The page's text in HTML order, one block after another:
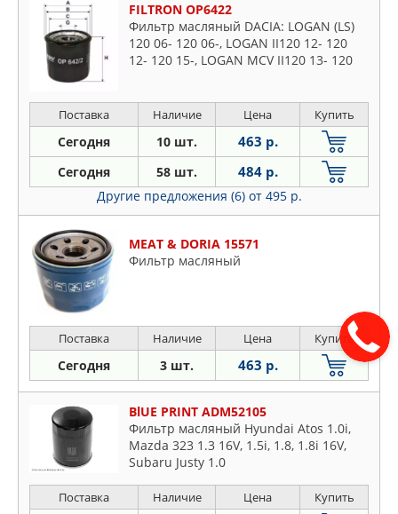
FILTRON OP6422
Фильтр масляный DACIA: LOGAN (LS)
120 06- 120 06-, LOGAN II120 12- 120
12- 120 15-, LOGAN MCV II120 13- 120
Поставка Наличие Цена Купить
Сегодня 10 шт. 463 р.
Сегодня 58 шт. 484 р.
Другие предложения (6) от 495 р.
MEAT & DORIA 15571
Фильтр масляный
Поставка Наличие Цена Купить
Сегодня 3 шт. 463 р.
BlUE PRINT ADM52105
Фильтр масляный Hyundai Atos 1.0i,
Mazda 323 1.3 16V, 1.5i, 1.8, 1.8i 16V,
Subaru Justy 1.0
Поставка Наличие Цена Купить